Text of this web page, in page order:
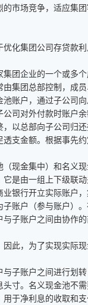
市场竞争，适应集
化集团公司存贷款
团企业的一个或多
集团总部控制，成
账户，通过子公司
司对外付款时账户
以总部向子公司归
支金额。根据事先
现金集中）和名义
是由一组上下级联
银行开立实际账户
账户（参与账户）
子账户之间由协作
此，为了实现实际
子账户之间进行划
寸。名义现金池不
于净利息的收取和